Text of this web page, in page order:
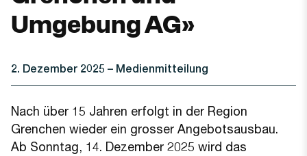
Umgebung AG»
2. Dezember 2025 – Medienmitteilung
Nach über 15 Jahren erfolgt in der Region
Grenchen wieder ein grosser Angebotsausbau.
Ab Sonntag, 14. Dezember 2025 wird das